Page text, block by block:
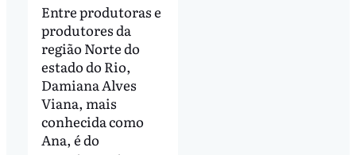
Entre produtoras e
produtores da
região Norte do
estado do Rio,
Damiana Alves
Viana, mais
conhecida como
Ana, é do